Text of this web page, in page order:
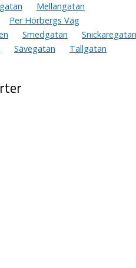
Mellangatan
Per Hörbergs Väg
Smedgatan
Snickaregatan
Sävegatan
Tallgatan